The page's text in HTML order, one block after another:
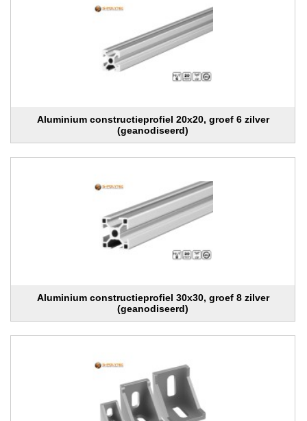
Aluminium constructieprofiel 20x20, groef 6 zilver
(geanodiseerd)
Aluminium constructieprofiel 30x30, groef 8 zilver
(geanodiseerd)